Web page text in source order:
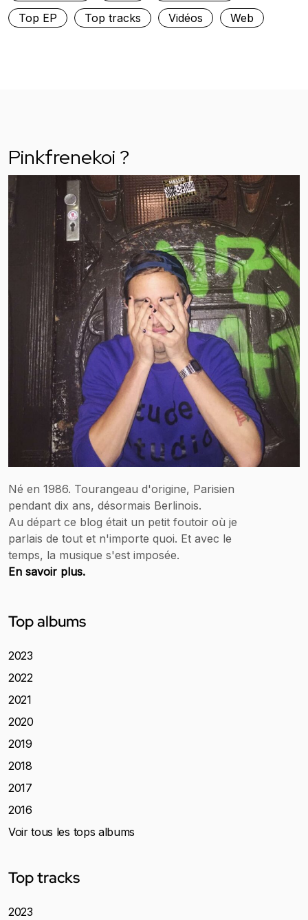
Top EP
Top tracks Vidéos Web
Pinkfrenekoi ?
Né en 1986. Tourangeau d'origine, Parisien
pendant dix ans, désormais Berlinois.
Au départ ce blog était un petit foutoir où je
parlais de tout et n'importe quoi. Et avec le
temps, la musique s'est imposée.
En savoir plus.
Top albums
2023
2022
2021
2020
2019
2018
2017
2016
Voir tous les tops albums
Top tracks
2023